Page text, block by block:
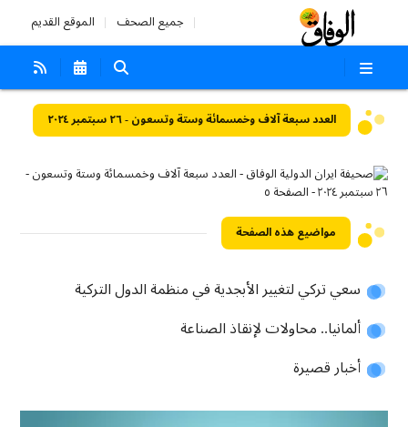
جميع الصحف الموقع القديم
العدد سبعة آلاف وخمسمائة وستة وتسعون - ٢٦ سبتمبر ٢٠٢٤
مواضيع هذه الصفحة
سعي تركي لتغيير الأبجدية في منظمة الدول التركية
ألمانيا.. محاولات لإنقاذ الصناعة
أخبار قصيرة